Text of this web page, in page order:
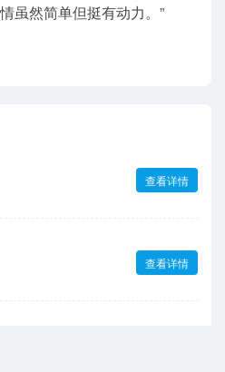
虽然简单但挺有动力。”
查看详情
查看详情